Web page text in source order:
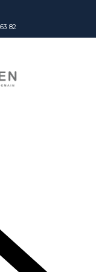
82